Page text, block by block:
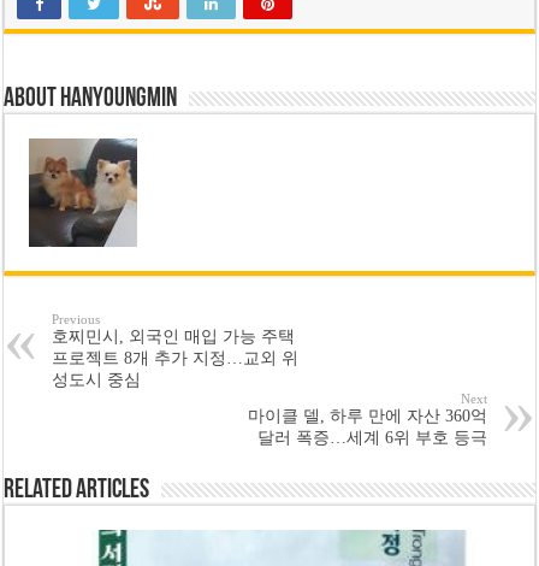
About hanyoungmin
Previous
호찌민시, 외국인 매입 가능 주택
프로젝트 8개 추가 지정…교외 위
성도시 중심
Next
마이클 델, 하루 만에 자산 360억
달러 폭증…세계 6위 부호 등극
Related Articles